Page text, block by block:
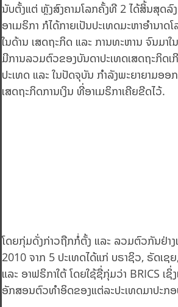
ນັບຕັ້ງແຕ່ ຫຼັງສົງຄາມໂລກຄັ້ງທີ 2 ໄດ້ສິ້ນສຸດລົ
ອາເມຣິກາ ກໍໄດ້ກາຍເປັນປະເທດມະຫາອຳນາດ
ໃນດ້ານ ເສດຖະກິດ ແລະ ການທະຫານ ຈົນມາໃ
ມີການລວມຕົວຂອງບັນດາປະເທດເສດຖະກິດ
ປະເທດ ແລະ ໃນປັດຈຸບັນ ກຳລັງພະຍາຍາມອອ
ເສດຖະກິດການເງິນ ທີ່ອາເມຣິກາເຄີຍຂີດໄວ້.
ໂດຍກຸ່ມດັ່ງກ່າວຖືກກໍ່ຕັ້ງ ແລະ ລວມຕົວກັນຢ່າງ
2010 ຈາກ 5 ປະເທດໄດ້ແກ່ ບຣາຊິວ, ຣັດເຊ
ແລະ ອາຟຣິກາໃຕ້ ໂດຍໃຊ້ຊື່ກຸ່ມວ່າ BRICS ເຊິ່
ອັກສອນຕົວທຳອິດຂອງແຕ່ລະປະເທດມາປະກອ